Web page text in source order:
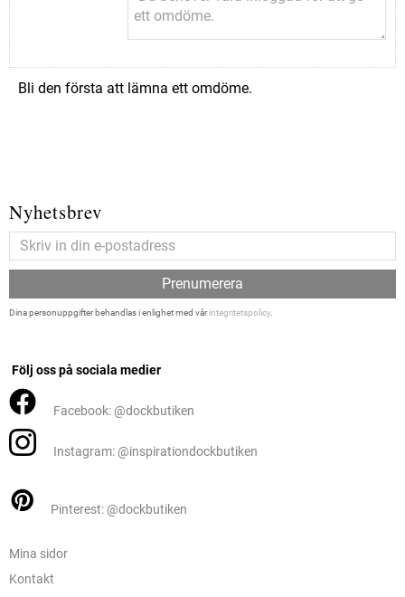
Bli den första att lämna ett omdöme.
Nyhetsbrev
Prenumerera
Dina personuppgifter behandlas i enlighet med vårintegritetspolicy.
Följ oss på sociala medier
Facebook: @dockbutiken
Instagram: @inspirationdockbutiken
Pinterest: @dockbutiken
Mina sidor
Kontakt